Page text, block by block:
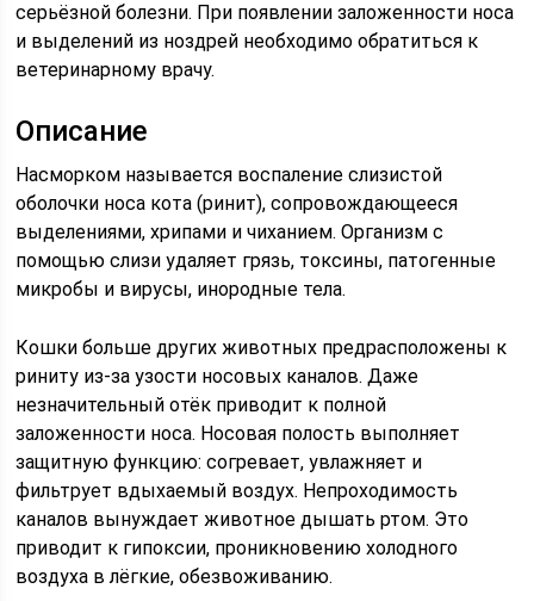
серьёзной болезни. При появлении заложенности носа
и выделений из ноздрей необходимо обратиться к
ветеринарному врачу.
Описание
Насморком называется воспаление слизистой
оболочки носа кота (ринит), сопровождающееся
выделениями, хрипами и чиханием. Организм с
помощью слизи удаляет грязь, токсины, патогенные
микробы и вирусы, инородные тела.
Кошки больше других животных предрасположены к
риниту из-за узости носовых каналов. Даже
незначительный отёк приводит к полной
заложенности носа. Носовая полость выполняет
защитную функцию: согревает, увлажняет и
фильтрует вдыхаемый воздух. Непроходимость
каналов вынуждает животное дышать ртом. Это
приводит к гипоксии, проникновению холодного
воздуха в лёгкие, обезвоживанию.